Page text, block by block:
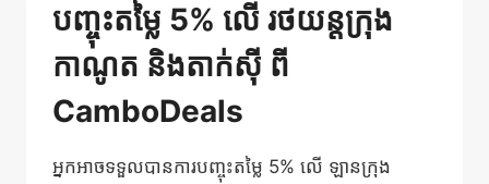
សំបុត្រឡាន
ក្រុង
កាណូត
តាក់
បញ្ចុះតម្លៃ 5% លើ រថយន្តក្រុង
កាណូត និងតាក់ស៊ី ពី
CamboDeals
អ្នកអាចទទួលបានការបញ្ចុះតម្លៃ 5% លើ ឡានក្រុង